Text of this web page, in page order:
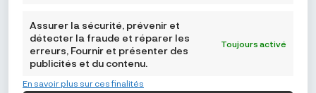
Assurer la sécurité, prévenir et
détecter la fraude et réparer les
erreurs, Fournir et présenter des
publicités et du contenu.
Toujours activé
En savoir plus sur ces finalités
info@najnaj.eu
TIPS